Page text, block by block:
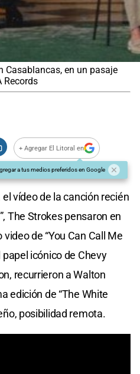
Casablancas, en un pasaje
Records
+ Agregar El Litoral en
a tus medios preferidos en Google
vídeo de la canción recién
The Strokes pensaron en
de “You Can Call Me
papel icónico de Chevy
recurrieron a Walton
edición de “The White
posibilidad remota.